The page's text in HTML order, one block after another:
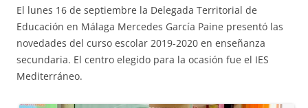
El lunes 16 de septiembre la Delegada Territorial de
Educación en Málaga Mercedes García Paine presentó las
novedades del curso escolar 2019-2020 en enseñanza
secundaria. El centro elegido para la ocasión fue el IES
Mediterráneo.